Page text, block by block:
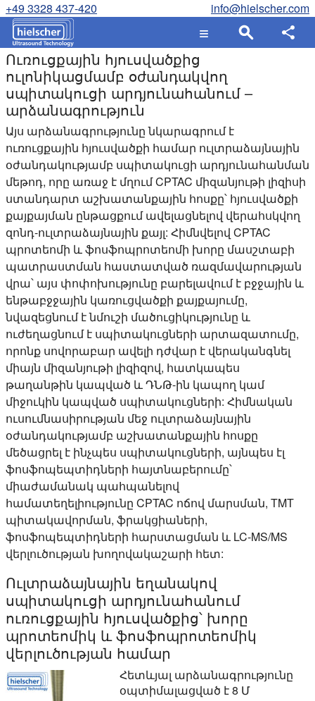
+49 3328 437-420 info@hielscher.com
Ուռուցքային հյուսվածքից
ուլոնիկացմամբ օժանդակվող
սպիտակուցի արդյունահանում –
արձանագրություն
Այս արձանագրությունը նկարագրում է
ուռուցքային հյուսվածքի համար ուլտրաձայնային
օժանդակությամբ սպիտակուցի արդյունահանման
մեթոդ, որը առաջ է մղում CPTAC միզանյութի լիզիսի
ստանդարտ աշխատանքային հոսքը՝ հյուսվածքի
քայքայման ընթացքում ավելացնելով վերահսկվող
զոնդ-ուլտրաձայնային քայլ: Հիմնվելով CPTAC
պրոտեոմի և ֆոսֆոպրոտեոմի խորը մասշտաբի
պատրաստման հաստատված ռազմավարության
վրա՝ այս փոփոխությունը բարելավում է բջջային և
ենթաբջջային կառուցվածքի քայքայումը,
նվազեցնում է նմուշի մածուցիկությունը և
ուժեղացնում է սպիտակուցների արտազատումը,
որոնք սովորաբար ավելի դժվար է վերականգնել
միայն միզանյութի լիզիզով, հատկապես
թաղանթին կապված և ԴՆԹ-ին կապող կամ
միջուկին կապված սպիտակուցների: Հիմնական
ուսումնասիրության մեջ ուլտրաձայնային
օժանդակությամբ աշխատանքային հոսքը
մեծացրել է ինչպես սպիտակուցների, այնպես էլ
ֆոսֆոպեպտիդների հայտնաբերումը՝
միաժամանակ պահպանելով
համատեղելիությունը CPTAC ոճով մարսման, TMT
պիտակավորման, ֆրակցիաների,
ֆոսֆոպեպտիդների հարստացման և LC-MS/MS
վերլուծության խողովակաշարի հետ:
Ուլտրաձայնային եղանակով
սպիտակուցի արդյունահանում
ուռուցքային հյուսվածքից՝ խորը
պրոտեոմիկ և ֆոսֆոպրոտեոմիկ
վերլուծության համար
Հետևյալ արձանագրությունը
օպտիմալացված է 8 Մ